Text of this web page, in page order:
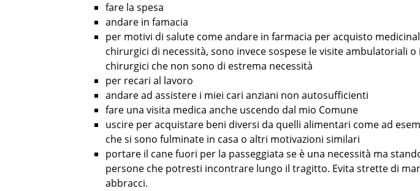
fare la spesa
andare in famacia
per motivi di salute come andare in farmacia per acquisto
chirurgici di necessità, sono invece sospese le visite ambulatoriali
chirurgici che non sono di estrema necessità
per recari al lavoro
andare ad assistere i miei cari anziani non autosufficienti
fare una visita medica anche uscendo dal mio Comune
uscire per acquistare beni diversi da quelli alimentari come ad
che si sono fulminate in casa o altri motivazioni similari
portare il cane fuori per la passeggiata se è una necessità ma
persone che potresti incontrare lungo il tragitto. Evita strette di
abbracci.